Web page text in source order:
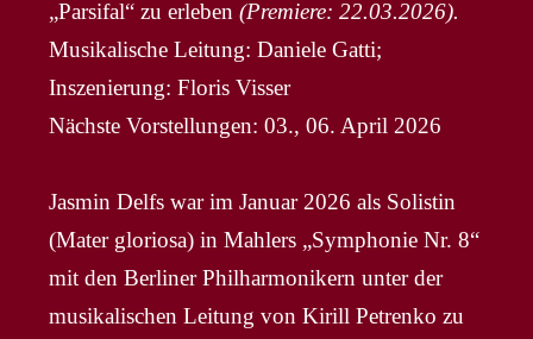
„Parsifal“ zu erleben(Premiere: 22.03.2026).
Musikalische Leitung: Daniele Gatti;
Inszenierung: Floris Visser
Nächste Vorstellungen: 03., 06. April 2026
Jasmin Delfs war im Januar 2026 als Solistin
(Mater gloriosa) in Mahlers „Symphonie Nr. 8“
mit den Berliner Philharmonikern unter der
musikalischen Leitung von Kirill Petrenko zu